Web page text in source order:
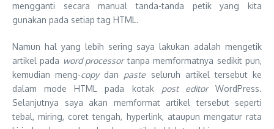
mengganti secara manual tanda-tanda petik yang kita
gunakan pada setiap tag HTML.
Namun hal yang lebih sering saya lakukan adalah mengetik
artikel pada word processortanpa memformatnya sedikit pun,
kemudian meng-copydan paste seluruh artikel tersebut ke
dalam mode HTML pada kotak post editorWordPress.
Selanjutnya saya akan memformat artikel tersebut seperti
tebal, miring, coret tengah, hyperlink, ataupun mengatur rata